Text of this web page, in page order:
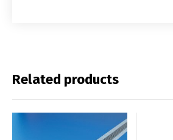
Related products